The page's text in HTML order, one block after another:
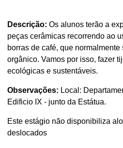
Descrição: Os alunos terão a
peças cerâmicas recorrendo ao
borras de café, que
orgânico. Vamos por isso, fazer
ecológicas e sustentáveis.
Observações: Local:
Edificio IX - junto da Estátua.
Este estágio não disponibiliza
deslocados